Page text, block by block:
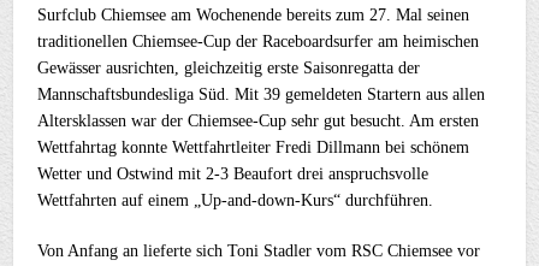
Surfclub Chiemsee am Wochenende bereits zum 27. Mal seinen
traditionellen Chiemsee-Cup der Raceboardsurfer am heimischen
Gewässer ausrichten, gleichzeitig erste Saisonregatta der
Mannschaftsbundesliga Süd. Mit 39 gemeldeten Startern aus allen
Altersklassen war der Chiemsee-Cup sehr gut besucht. Am ersten
Wettfahrtag konnte Wettfahrtleiter Fredi Dillmann bei schönem
Wetter und Ostwind mit 2-3 Beaufort drei anspruchsvolle
Wettfahrten auf einem „Up-and-down-Kurs“ durchführen.
Von Anfang an lieferte sich Toni Stadler vom RSC Chiemsee vor